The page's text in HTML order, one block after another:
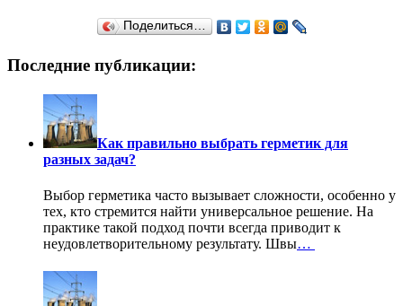
Поделиться…
Последние публикации:
Как правильно выбрать герметик для
разных задач?
Выбор герметика часто вызывает сложности, особенно у
тех, кто стремится найти универсальное решение. На
практике такой подход почти всегда приводит к
неудовлетворительному результату. Швы…